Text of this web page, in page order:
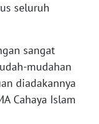
seluruh
sangat
mudahan
diadakannya
Cahaya Islam